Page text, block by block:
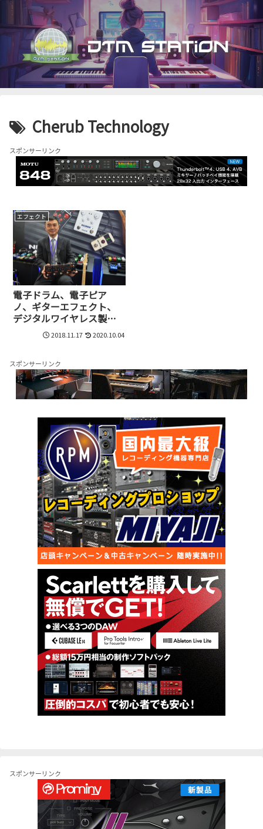
Cherub Technology
スポンサーリンク
エフェクト
電子ドラム、電子ピア
ノ、ギターエフェクト、
デジタルワイヤレス製
品…、DSP技術で飛躍する
大手中国楽器メーカー、
略と野望
2018.11.17 2020.10.04
スポンサーリンク
スポンサーリンク